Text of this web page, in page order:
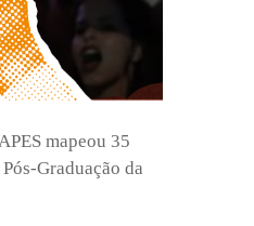
mapeou 35
Graduação da